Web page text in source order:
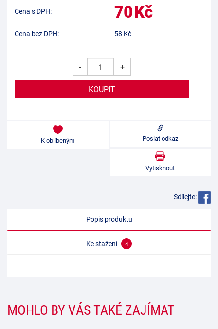
Cena s DPH: 70Kč
Cena bez DPH: 58 Kč
- +
K oblíbeným Poslat odkaz
Vytisknout
Sdílejte:
Popis produktu
Ke stažení 4
MOHLO BY VÁS TAKÉ ZAJÍMAT